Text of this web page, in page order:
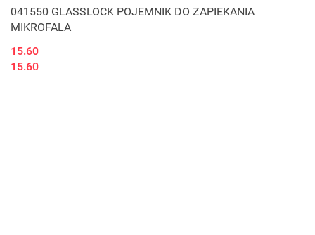
041550 GLASSLOCK POJEMNIK DO ZAPIEKANIA
MIKROFALA
15.60
15.60